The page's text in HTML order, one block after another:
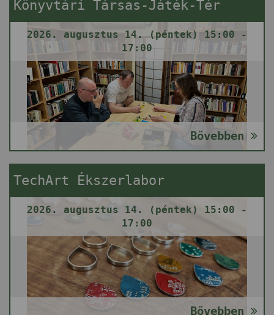
Könyvtári Társas-Játék-Tér
2026. augusztus 14. (péntek) 15:00 -
17:00
Bővebben
TechArt Ékszerlabor
2026. augusztus 14. (péntek) 15:00 -
17:00
Bővebben